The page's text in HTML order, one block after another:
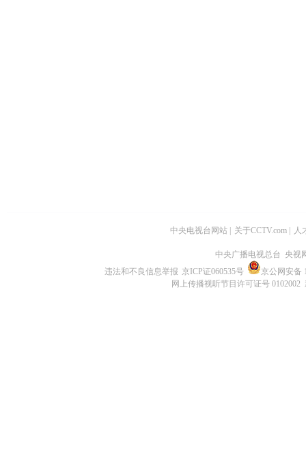
中央电视台网站 关于CCTV.com 人
中央广播电视总台 央视
违法和不良信息举报 京ICP证060535号
京公网安备
网上传播视听节目许可证号 0102002